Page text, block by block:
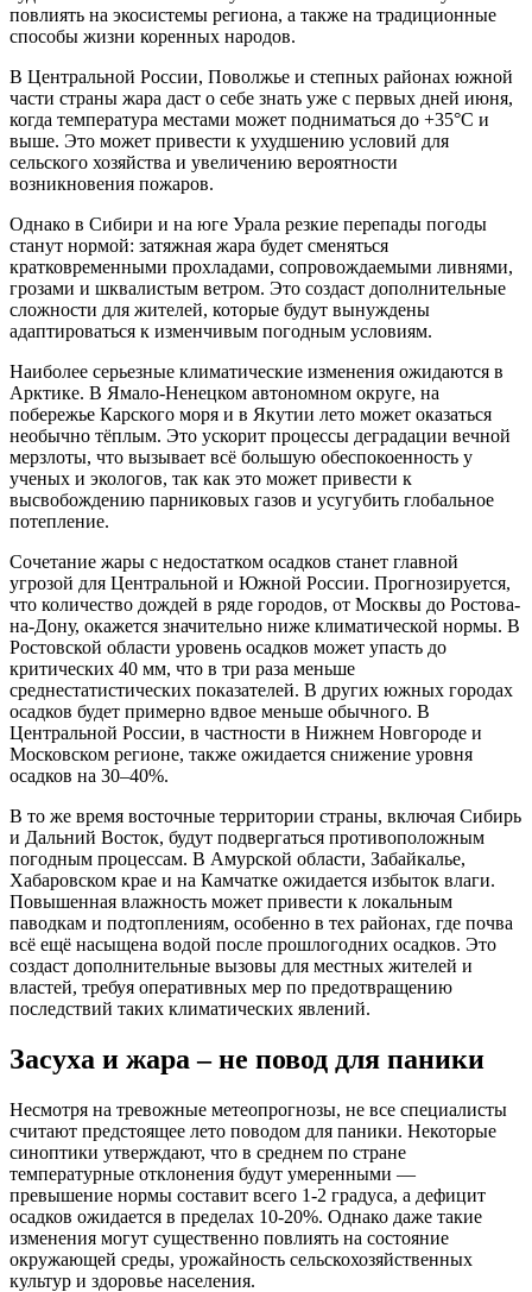
повлиять на экосистемы региона, а также на традиционные
способы жизни коренных народов.
В Центральной России, Поволжье и степных районах южной
части страны жара даст о себе знать уже с первых дней июня,
когда температура местами может подниматься до +35°C и
выше. Это может привести к ухудшению условий для
сельского хозяйства и увеличению вероятности
возникновения пожаров.
Однако в Сибири и на юге Урала резкие перепады погоды
станут нормой: затяжная жара будет сменяться
кратковременными прохладами, сопровождаемыми ливнями,
грозами и шквалистым ветром. Это создаст дополнительные
сложности для жителей, которые будут вынуждены
адаптироваться к изменчивым погодным условиям.
Наиболее серьезные климатические изменения ожидаются в
Арктике. В Ямало-Ненецком автономном округе, на
побережье Карского моря и в Якутии лето может оказаться
необычно тёплым. Это ускорит процессы деградации вечной
мерзлоты, что вызывает всё большую обеспокоенность у
ученых и экологов, так как это может привести к
высвобождению парниковых газов и усугубить глобальное
потепление.
Сочетание жары с недостатком осадков станет главной
угрозой для Центральной и Южной России. Прогнозируется,
что количество дождей в ряде городов, от Москвы до Ростова-
на-Дону, окажется значительно ниже климатической нормы. В
Ростовской области уровень осадков может упасть до
критических 40 мм, что в три раза меньше
среднестатистических показателей. В других южных городах
осадков будет примерно вдвое меньше обычного. В
Центральной России, в частности в Нижнем Новгороде и
Московском регионе, также ожидается снижение уровня
осадков на 30–40%.
В то же время восточные территории страны, включая Сибирь
и Дальний Восток, будут подвергаться противоположным
погодным процессам. В Амурской области, Забайкалье,
Хабаровском крае и на Камчатке ожидается избыток влаги.
Повышенная влажность может привести к локальным
паводкам и подтоплениям, особенно в тех районах, где почва
всё ещё насыщена водой после прошлогодних осадков. Это
создаст дополнительные вызовы для местных жителей и
властей, требуя оперативных мер по предотвращению
последствий таких климатических явлений.
Засуха и жара – не повод для паники
Несмотря на тревожные метеопрогнозы, не все специалисты
считают предстоящее лето поводом для паники. Некоторые
синоптики утверждают, что в среднем по стране
температурные отклонения будут умеренными —
превышение нормы составит всего 1-2 градуса, а дефицит
осадков ожидается в пределах 10-20%. Однако даже такие
изменения могут существенно повлиять на состояние
окружающей среды, урожайность сельскохозяйственных
культур и здоровье населения.